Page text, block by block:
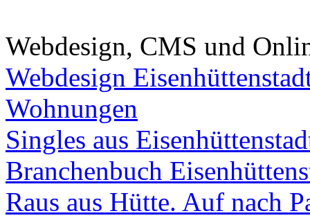
Webdesign, CMS und
Webdesign
Wohnungen
Singles aus
Branchenbuch
Raus aus Hütte. Auf nach